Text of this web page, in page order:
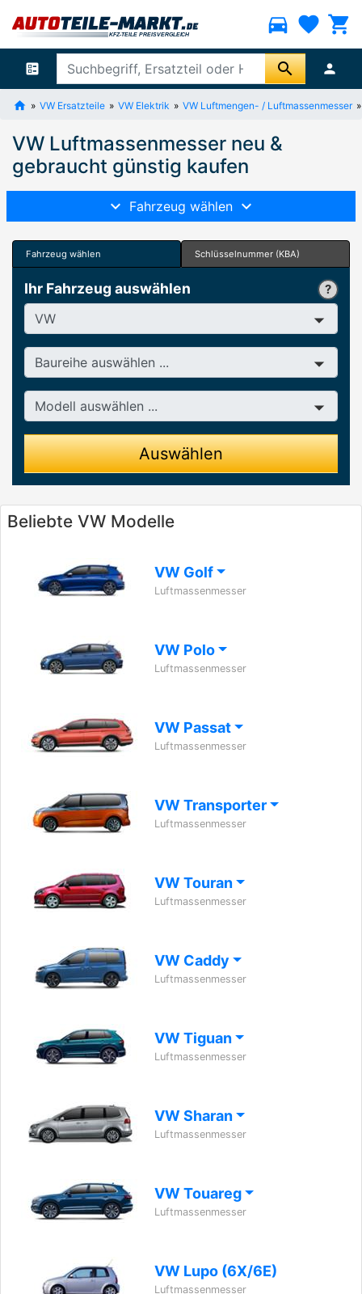
directions_car favorite shopping_cart
ballot search person
VW Ersatzteile VW Elektrik VW Luftmengen- / Luftmassenmesser
VW Luftmassenmesser neu &
gebraucht günstig kaufen
Fahrzeug wählen
Fahrzeug wählen Schlüsselnummer (KBA)
Ihr Fahrzeug auswählen
Hersteller
Baureihe
Modell
Auswählen
Beliebte VW Modelle
VW Golf
Luftmassenmesser
VW Polo
Luftmassenmesser
VW Passat
Luftmassenmesser
VW Transporter
Luftmassenmesser
VW Touran
Luftmassenmesser
VW Caddy
Luftmassenmesser
VW Tiguan
Luftmassenmesser
VW Sharan
Luftmassenmesser
VW Touareg
Luftmassenmesser
VW Lupo (6X/6E)
Luftmassenmesser